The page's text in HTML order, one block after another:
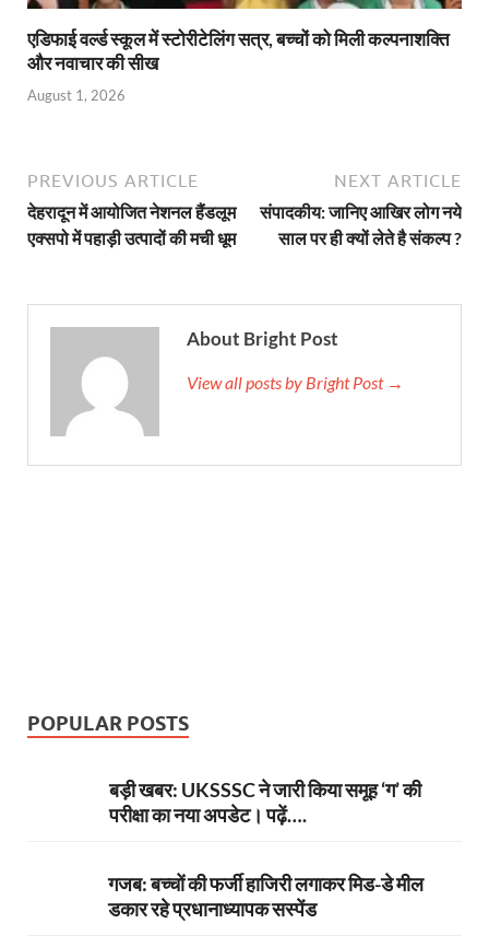
एडिफाई वर्ल्ड स्कूल में स्टोरीटेलिंग सत्र, बच्चों को मिली कल्पनाशक्ति
और नवाचार की सीख
August 1, 2026
PREVIOUS ARTICLE
देहरादून में आयोजित नेशनल हैंडलूम
एक्सपो में पहाड़ी उत्पादों की मची धूम
NEXT ARTICLE
संपादकीय: जानिए आखिर लोग नये
साल पर ही क्यों लेते है संकल्प ?
About Bright Post
View all posts by Bright Post →
POPULAR POSTS
बड़ी खबर: UKSSSC ने जारी किया समूह ‘ग’ की
परीक्षा का नया अपडेट। पढ़ें….
गजब: बच्चों की फर्जी हाजिरी लगाकर मिड-डे मील
डकार रहे प्रधानाध्यापक सस्पेंड